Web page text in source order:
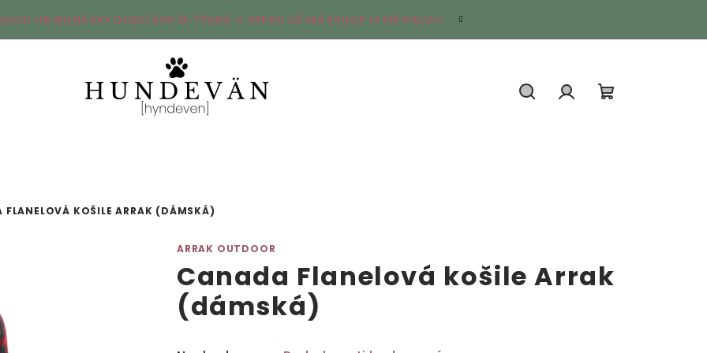
OBJEDNÁVKY ODESLÁNY 1X TÝDNĚ. V SRPNU UŽ MÁ ESHOP LETNÍ PAUZU.
FLANELOVÁ KOŠILE ARRAK (DÁMSKÁ)
ARRAK OUTDOOR
Canada Flanelová košile Arrak
(dámská)